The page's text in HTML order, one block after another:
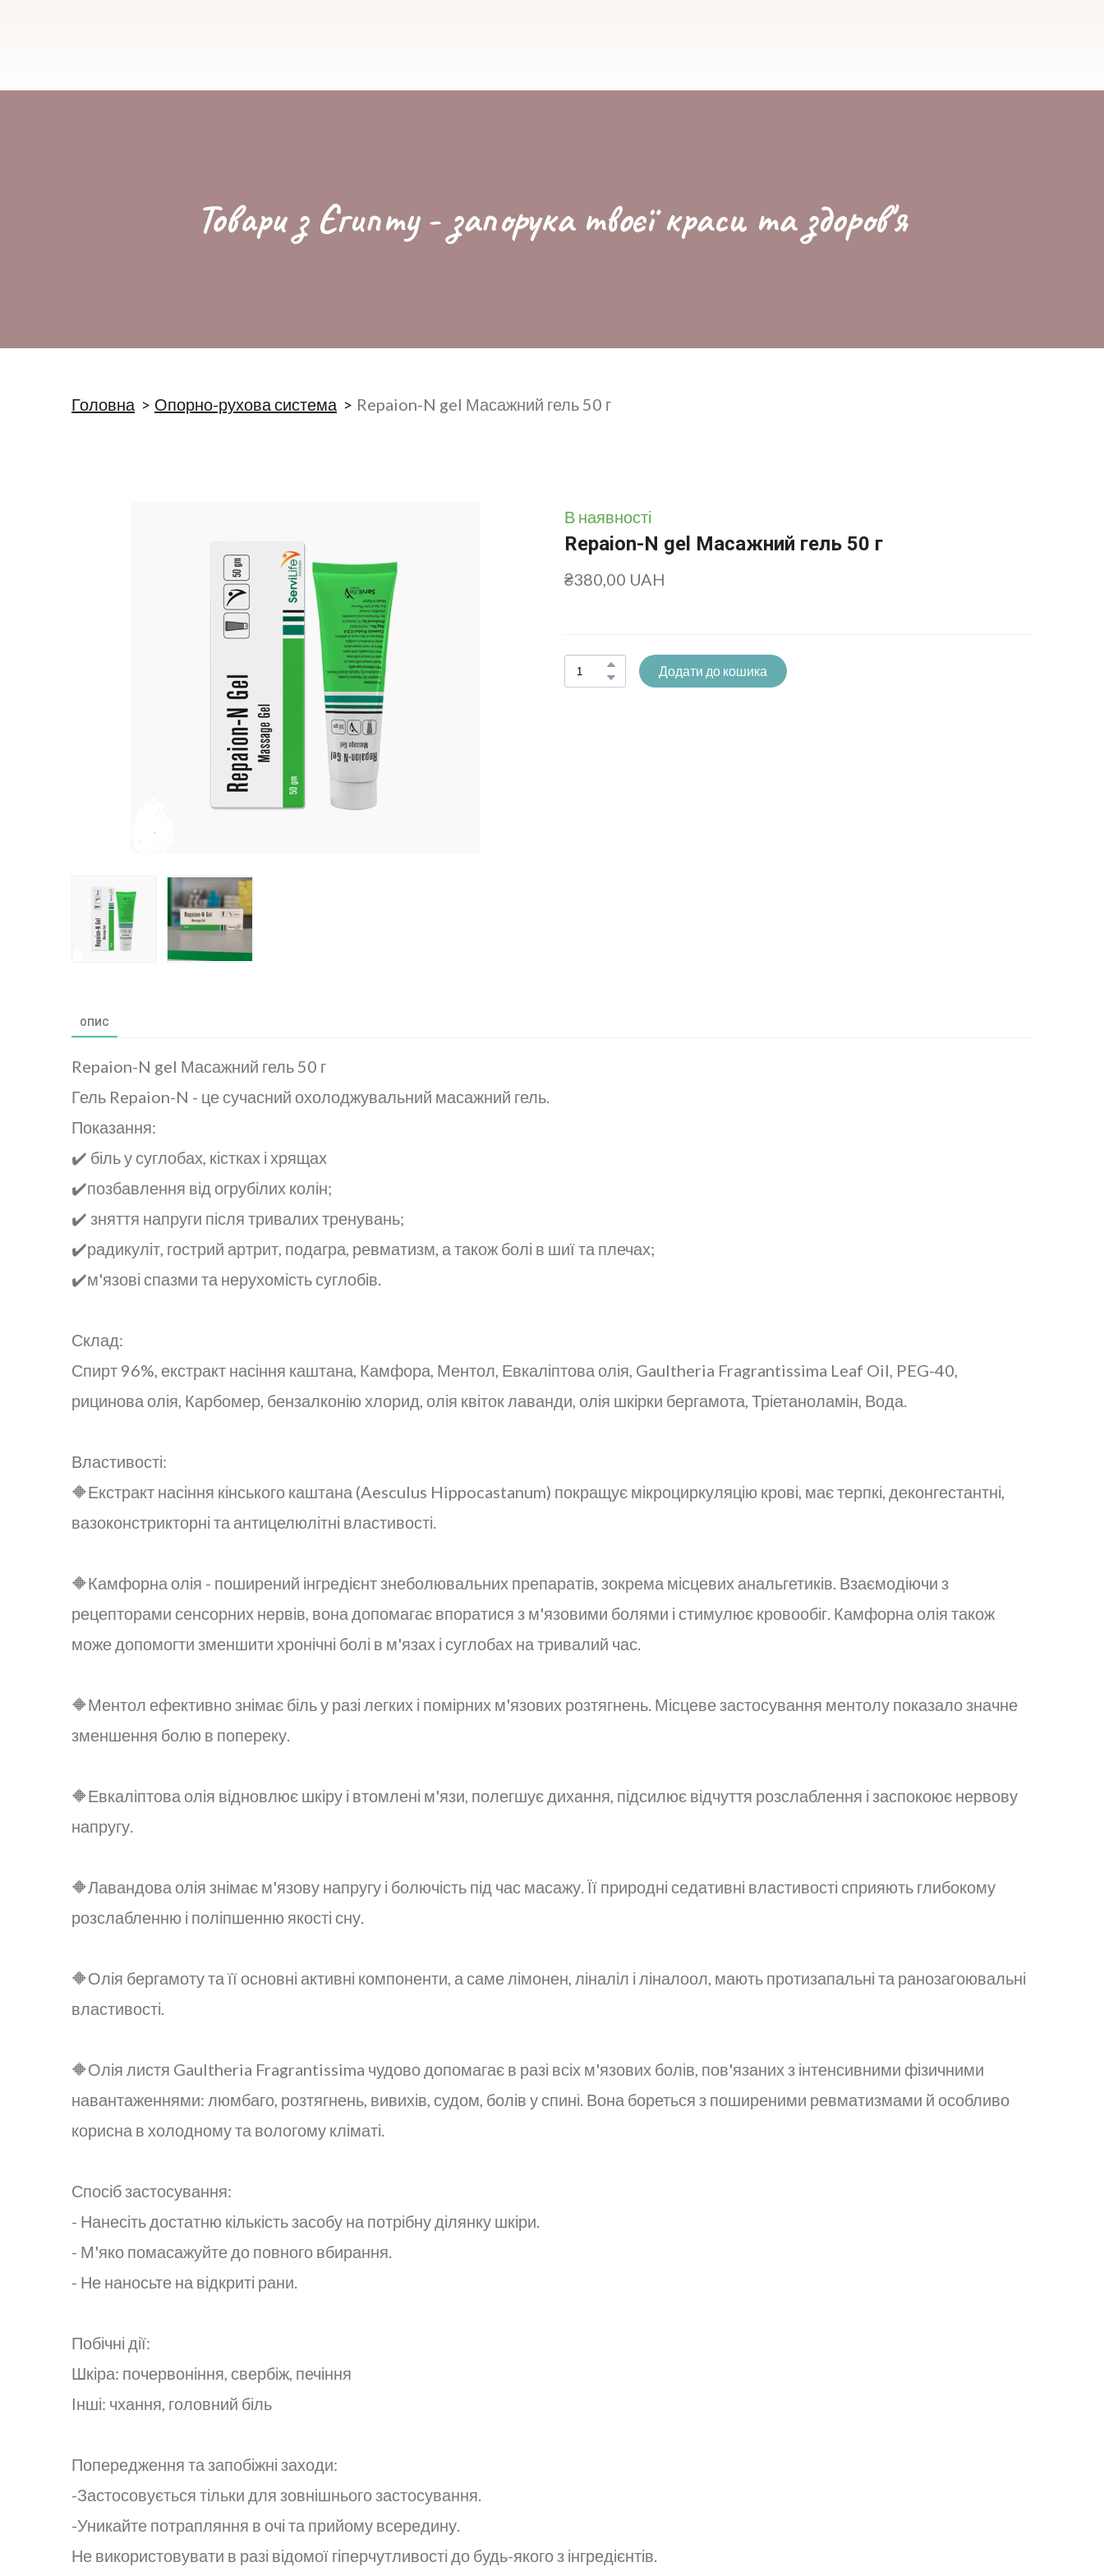
Товари з Єгипту - запорука твоєї краси та здоров'я
Головна Опорно-рухова система Repaion-N gel Масажний гель 50 г
В наявності
Repaion-N gel Масажний гель 50 г
₴380,00 UAH
Додати до кошика
ОПИС
Repaion-N gel Масажний гель 50 г
Гель Repaion-N - це сучасний охолоджувальний масажний гель.
Показання:
✔️ біль у суглобах, кістках і хрящах
✔️позбавлення від огрубілих колін;
✔️ зняття напруги після тривалих тренувань;
✔️радикуліт, гострий артрит, подагра, ревматизм, а також болі в шиї та плечах;
✔️м'язові спазми та нерухомість суглобів.
Склад:
Спирт 96%, екстракт насіння каштана, Камфора, Ментол, Евкаліптова олія, Gaultheria Fragrantissima Leaf Oil, PEG-40,
рицинова олія, Карбомер, бензалконію хлорид, олія квіток лаванди, олія шкірки бергамота, Тріетаноламін, Вода.
Властивості:
🔶Екстракт насіння кінського каштана (Aesculus Hippocastanum) покращує мікроциркуляцію крові, має терпкі, деконгестантні,
вазоконстрикторні та антицелюлітні властивості.
🔶Камфорна олія - поширений інгредієнт знеболювальних препаратів, зокрема місцевих анальгетиків. Взаємодіючи з
рецепторами сенсорних нервів, вона допомагає впоратися з м'язовими болями і стимулює кровообіг. Камфорна олія також
може допомогти зменшити хронічні болі в м'язах і суглобах на тривалий час.
🔶Ментол ефективно знімає біль у разі легких і помірних м'язових розтягнень. Місцеве застосування ментолу показало значне
зменшення болю в попереку.
🔶Евкаліптова олія відновлює шкіру і втомлені м'язи, полегшує дихання, підсилює відчуття розслаблення і заспокоює нервову
напругу.
🔶Лавандова олія знімає м'язову напругу і болючість під час масажу. Її природні седативні властивості сприяють глибокому
розслабленню і поліпшенню якості сну.
🔶Олія бергамоту та її основні активні компоненти, а саме лімонен, ліналіл і ліналоол, мають протизапальні та ранозагоювальні
властивості.
🔶Олія листя Gaultheria Fragrantissima чудово допомагає в разі всіх м'язових болів, пов'язаних з інтенсивними фізичними
навантаженнями: люмбаго, розтягнень, вивихів, судом, болів у спині. Вона бореться з поширеними ревматизмами й особливо
корисна в холодному та вологому кліматі.
Спосіб застосування:
- Нанесіть достатню кількість засобу на потрібну ділянку шкіри.
- М'яко помасажуйте до повного вбирання.
- Не наносьте на відкриті рани.
Побічні дії:
Шкіра: почервоніння, свербіж, печіння
Інші: чхання, головний біль
Попередження та запобіжні заходи:
-Застосовується тільки для зовнішнього застосування.
-Уникайте потрапляння в очі та прийому всередину.
Не використовувати в разі відомої гіперчутливості до будь-якого з інгредієнтів.